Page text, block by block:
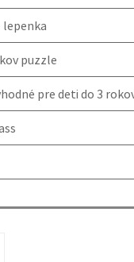
puzzle
pre deti do 3